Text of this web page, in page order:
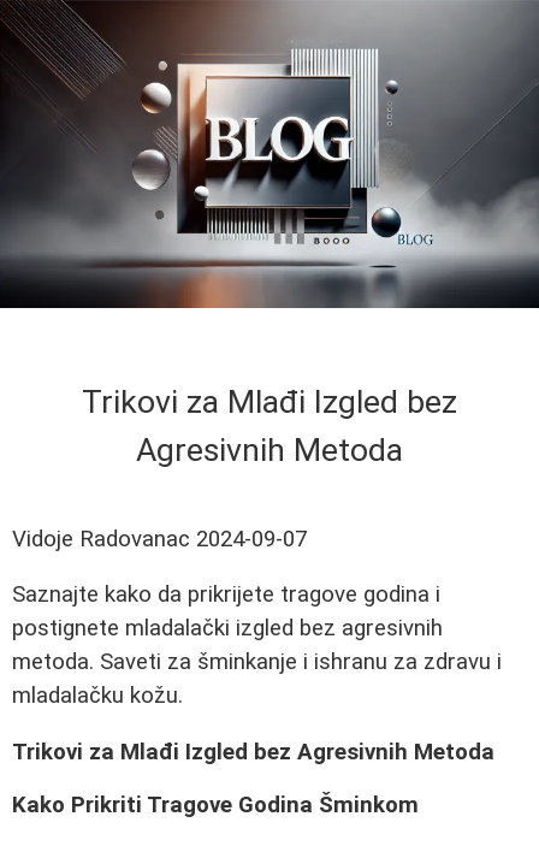
Trikovi za Mlađi Izgled bez
Agresivnih Metoda
Vidoje Radovanac 2024-09-07
Saznajte kako da prikrijete tragove godina i
postignete mladalački izgled bez agresivnih
metoda. Saveti za šminkanje i ishranu za zdravu i
mladalačku kožu.
Trikovi za Mlađi Izgled bez Agresivnih Metoda
Kako Prikriti Tragove Godina Šminkom